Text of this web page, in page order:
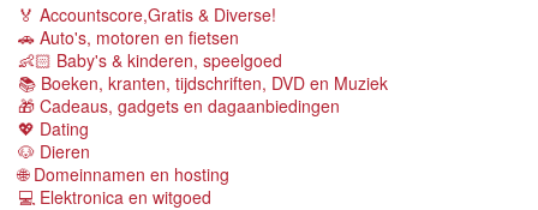
🏅 Accountscore,Gratis & Diverse!
🚗 Auto's, motoren en fietsen
👶🏻 Baby's & kinderen, speelgoed
📚 Boeken, kranten, tijdschriften, DVD en Muziek
🎁 Cadeaus, gadgets en dagaanbiedingen
💖 Dating
🐶 Dieren
🌐 Domeinnamen en hosting
💻 Elektronica en witgoed